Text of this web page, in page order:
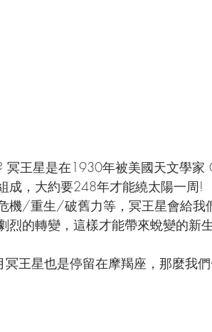
王星是在1930年被美國天文學家
成，大約要248年才能繞太陽一周!
/重生/破舊力等，冥王星會給我
烈的轉變，這樣才能帶來蛻變的新
王星也是停留在摩羯座，那麼我